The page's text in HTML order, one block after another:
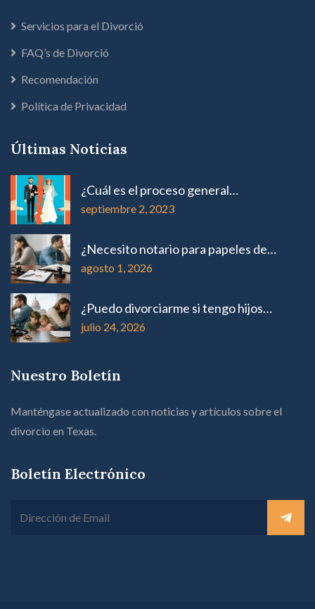
Servicios para el Divorció
FAQ’s de Divorció
Recomendación
Política de Privacidad
Últimas Noticias
¿Cuál es el proceso general…
septiembre 2, 2023
¿Necesito notario para papeles de…
agosto 1, 2026
¿Puedo divorciarme si tengo hijos…
julio 24, 2026
Nuestro Boletín
Manténgase actualizado con noticias y artículos sobre el
divorcio en Texas.
Boletín Electrónico